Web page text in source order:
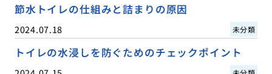
節水トイレの仕組みと詰まりの原因
2024.07.18 未分類
トイレの水浸しを防ぐためのチェックポイント